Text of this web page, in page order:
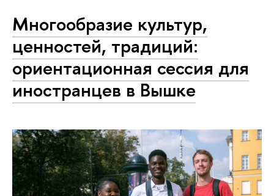
Многообразие культур,
ценностей, традиций:
ориентационная сессия для
иностранцев в Вышке